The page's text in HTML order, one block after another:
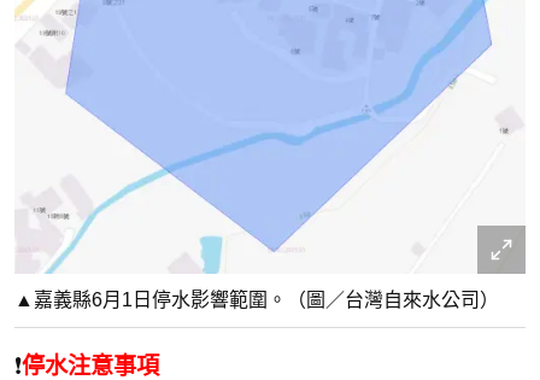
▲嘉義縣6月1日停水影響範圍。（圖／台灣自來水公司）
❗停水注意事項